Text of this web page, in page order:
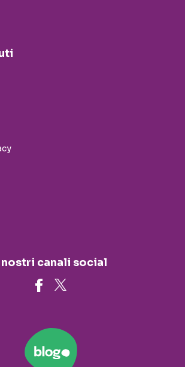
nostri canali social